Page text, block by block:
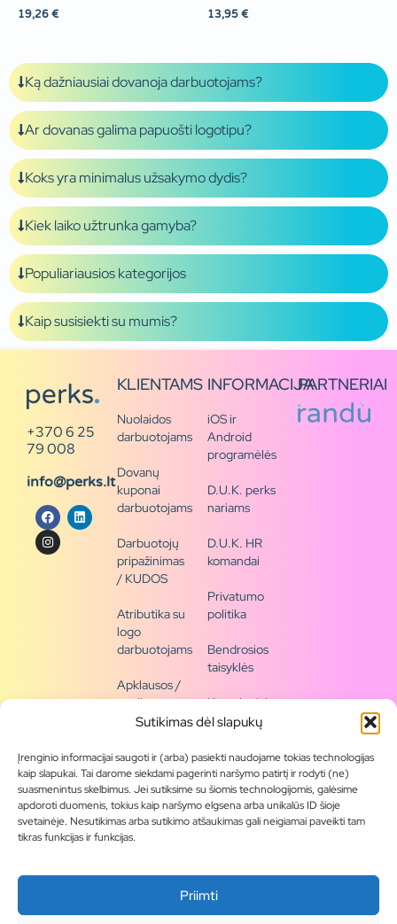
Sutikimas dėl slapukų
Įrenginio informacijai saugoti ir (arba) pasiekti naudojame tokias technologijas
kaip slapukai. Tai darome siekdami pagerinti naršymo patirtį ir rodyti (ne)
suasmenintus skelbimus. Jei sutiksime su šiomis technologijomis, galėsime
apdoroti duomenis, tokius kaip naršymo elgsena arba unikalūs ID šioje
svetainėje. Nesutikimas arba sutikimo atšaukimas gali neigiamai paveikti tam
tikras funkcijas ir funkcijas.
Priimti
19,26 € 13,95 €
Ką dažniausiai dovanoja darbuotojams?
Ar dovanas galima papuošti logotipu?
Koks yra minimalus užsakymo dydis?
Kiek laiko užtrunka gamyba?
Populiariausios kategorijos
Kaip susisiekti su mumis?
+370 6 25
79 008
info@perks.lt
KLIENTAMS
Nuolaidos
darbuotojams
Dovanų
kuponai
darbuotojams
Darbuotojų
pripažinimas
/ KUDOS
Atributika su
logo
darbuotojams
Apklausos /
naujienų
siena
Tapkite
partneriu
Visas
produktų
asortimentas
Produktų
INFORMACIJA
iOS ir
Android
programėlės
D.U.K. perks
nariams
D.U.K. HR
komandai
Privatumo
politika
Bendrosios
taisyklės
Kontaktai /
rekvizitai
PARTNERIAI